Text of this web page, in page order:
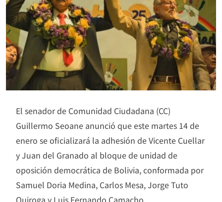
El senador de Comunidad Ciudadana (CC)
Guillermo Seoane anunció que este martes 14 de
enero se oficializará la adhesión de Vicente Cuellar
y Juan del Granado al bloque de unidad de
oposición democrática de Bolivia, conformada por
Samuel Doria Medina, Carlos Mesa, Jorge Tuto
Quiroga y Luis Fernando Camacho.